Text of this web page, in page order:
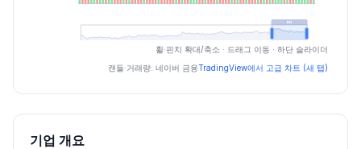
최근 구간 일별 OHLCV (스크린 리더용)
고가 저가 종가 등락률%거래량
2026.07.06
642006620063400650000.93 198405
2026.07.07
65000663006300064800-0.31 225571
2026.07.08
64200
휠·핀치 확대/축소 · 드래그 이동 · 하단 슬라이더
캔들·거래량: 네이버 금융TradingView에서 고급 차트 (새 탭)
기업 개요